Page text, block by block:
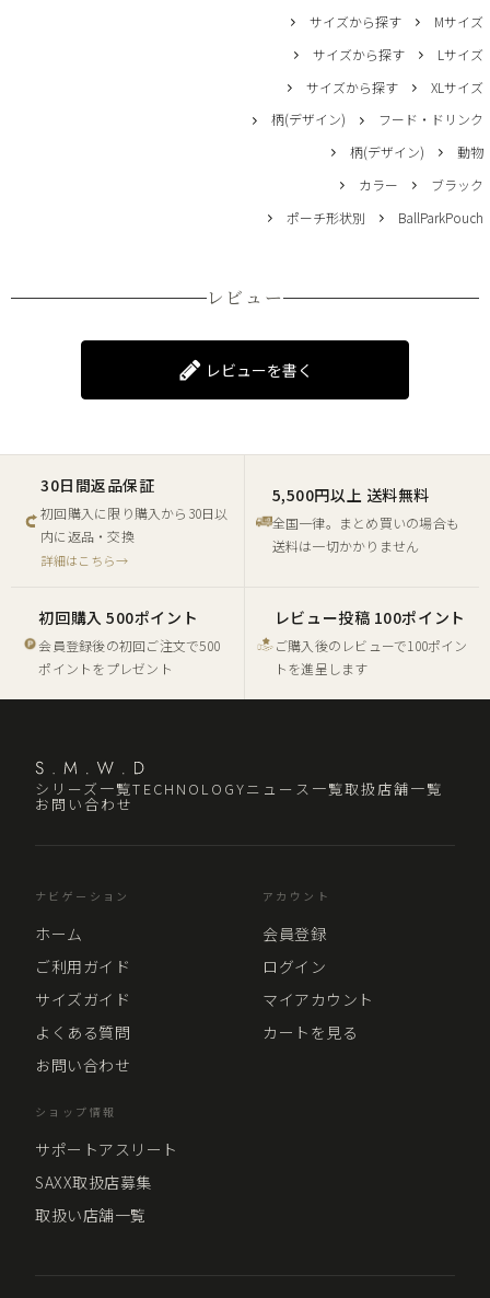
サイズから探す
Mサイズ
サイズから探す
Lサイズ
サイズから探す
XLサイズ
柄(デザイン)
フード・ドリンク
柄(デザイン)
動物
カラー
ブラック
ポーチ形状別
BallParkPouch
レビュー
レビューを書く
30日間返品保証
初回購入に限り購入から30日以
内に返品・交換
詳細はこちら→
5,500円以上 送料無料
全国一律。まとめ買いの場合も
送料は一切かかりません
初回購入 500ポイント
会員登録後の初回ご注文で500
ポイントをプレゼント
レビュー投稿 100ポイント
ご購入後のレビューで100ポイン
トを進呈します
シリーズ一覧TECHNOLOGYニュース一覧取扱店舗一覧
お問い合わせ
ナビゲーション
ホーム
ご利用ガイド
サイズガイド
よくある質問
お問い合わせ
アカウント
会員登録
ログイン
マイアカウント
カートを見る
ショップ情報
サポートアスリート
SAXX取扱店募集
取扱い店舗一覧